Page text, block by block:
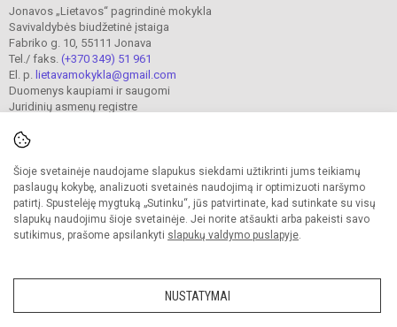
Šioje svetainėje naudojame slapukus siekdami užtikrinti jums teikiamų
paslaugų kokybę, analizuoti svetainės naudojimą ir optimizuoti naršymo
patirtį. Spustelėję mygtuką „Sutinku“, jūs patvirtinate, kad sutinkate su visų
slapukų naudojimu šioje svetainėje. Jei norite atšaukti arba pakeisti savo
sutikimus, prašome apsilankyti slapukų valdymo puslapyje.
NUSTATYMAI
Jonavos „Lietavos“ pagrindinė mokykla
Savivaldybės biudžetinė įstaiga
Fabriko g. 10, 55111 Jonava
Tel./ faks. (+370 349) 51 961
El. p. lietavamokykla@gmail.com
Duomenys kaupiami ir saugomi
Juridinių asmenų registre
© 2023. Jonavos Lietavos pagrindinė mokykla. Visos teisės saugomos.
Kopijuoti turinį be raštiško įstaigos administracijos sutikimo griežtai draudžiama.
Prieinamumo paraiška Slapukų valdymas
svetainę